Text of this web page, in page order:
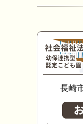
長崎